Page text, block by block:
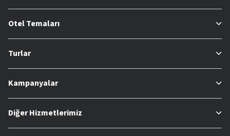
Otel Temaları
Turlar
Kampanyalar
Diğer Hizmetlerimiz